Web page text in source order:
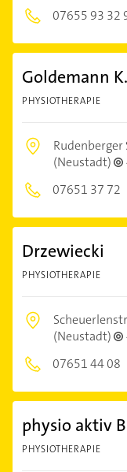
07655 93 32
Goldemann K.
PHYSIOTHERAPIE
Rudenberger
(Neustadt)
07651 37 72
Drzewiecki
PHYSIOTHERAPIE
(Neustadt)
07651 44 08
physio aktiv
PHYSIOTHERAPIE